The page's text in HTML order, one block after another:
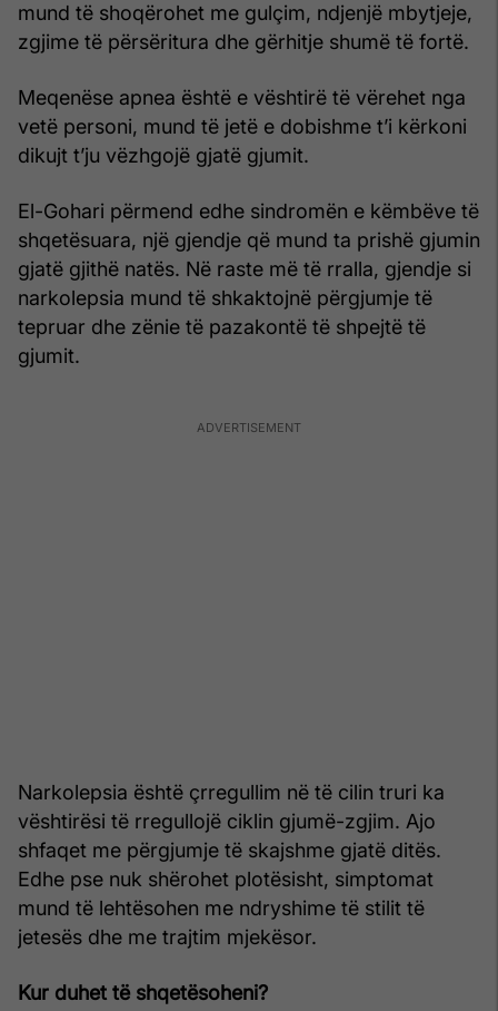
mund të shoqërohet me gulçim, ndjenjë mbytjeje,
zgjime të përsëritura dhe gërhitje shumë të fortë.
Meqenëse apnea është e vështirë të vërehet nga
vetë personi, mund të jetë e dobishme t’i kërkoni
dikujt t’ju vëzhgojë gjatë gjumit.
El-Gohari përmend edhe sindromën e këmbëve të
shqetësuara, një gjendje që mund ta prishë gjumin
gjatë gjithë natës. Në raste më të rralla, gjendje si
narkolepsia mund të shkaktojnë përgjumje të
tepruar dhe zënie të pazakontë të shpejtë të
gjumit.
Narkolepsia është çrregullim në të cilin truri ka
vështirësi të rregullojë ciklin gjumë-zgjim. Ajo
shfaqet me përgjumje të skajshme gjatë ditës.
Edhe pse nuk shërohet plotësisht, simptomat
mund të lehtësohen me ndryshime të stilit të
jetesës dhe me trajtim mjekësor.
Kur duhet të shqetësoheni?